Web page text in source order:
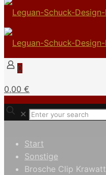
0
0,00 €
✕
Start
Sonstige
Brosche Clip